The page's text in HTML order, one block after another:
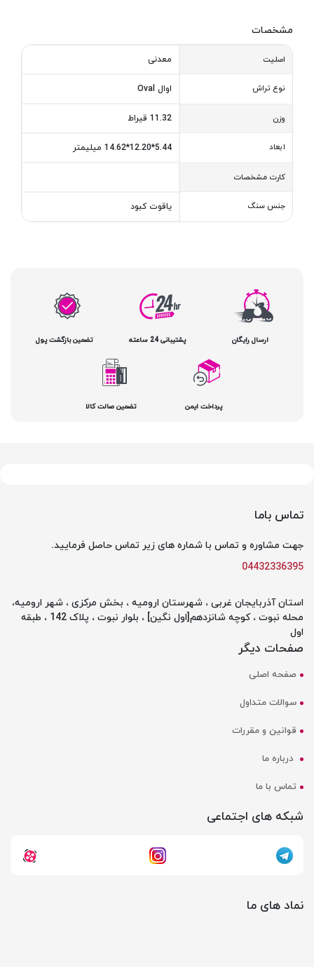
مشخصات
اصلیت معدنی
نوع تراش اوال Oval
وزن 11.32 قیراط
ابعاد 5.44*12.20*14.62 میلیمتر
کارت مشخصات
جنس سنگ یاقوت کبود
ارسال رایگان پشتیبانی 24 ساعته تضمین بازگشت پول
پرداخت ایمن تضمین صالت کالا
تماس باما
جهت مشاوره و تماس با شماره های زیر تماس حاصل فرمایید.
04432336395
استان آذربایجان غربی ، شهرستان ارومیه ، بخش مرکزی ، شهر ارومیه،
محله نبوت ، کوچه شانزدهم[اول نگین] ، بلوار نبوت ، پلاک 142 ، طبقه
اول
صفحات دیگر
صفحه اصلی
سوالات متداول
قوانین و مقررات
درباره ما
تماس با ما
شبکه های اجتماعی
نماد های ما